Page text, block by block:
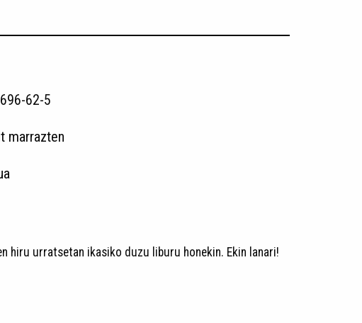
62-5
marrazten
hiru urratsetan ikasiko duzu liburu honekin. Ekin lanari!